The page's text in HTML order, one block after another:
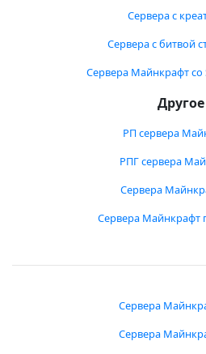
Сервера с
Сервера с битвой
Сервера Майнкрафт со
Другое
РП сервера
РПГ сервера
Сервера
Сервера Майнкрафт
Сервера
Сервера